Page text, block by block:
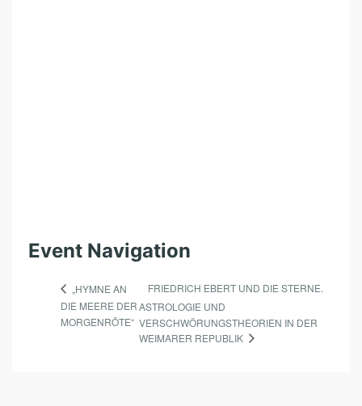
Event Navigation
„HYMNE AN
DIE MEERE DER
MORGENRÖTE“
FRIEDRICH EBERT UND DIE STERNE.
ASTROLOGIE UND
VERSCHWÖRUNGSTHEORIEN IN DER
WEIMARER REPUBLIK